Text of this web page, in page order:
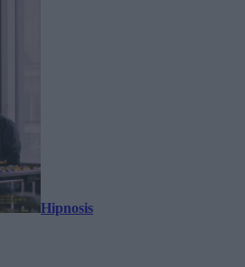
Hipnosis